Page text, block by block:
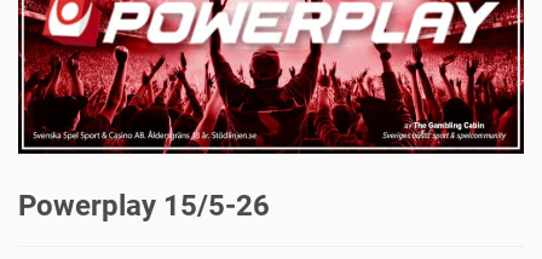
Powerplay 15/5-26